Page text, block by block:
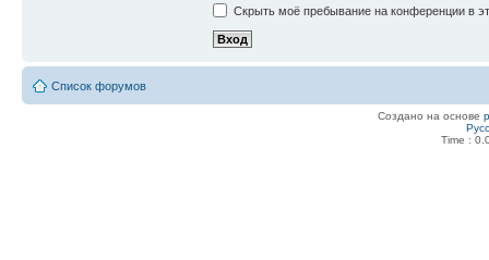
Скрыть моё пребывание на конференции в
Список форумов
Создано на основе
Time :